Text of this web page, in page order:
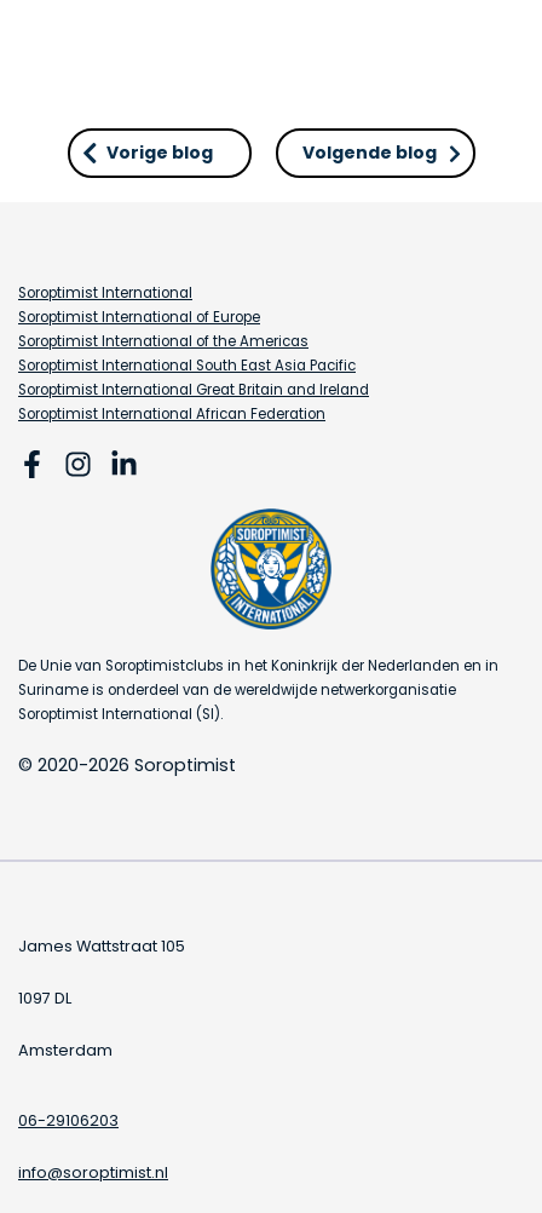
Vorige blog Volgende blog
Soroptimist International
Soroptimist International of Europe
Soroptimist International of the Americas
Soroptimist International South East Asia Pacific
Soroptimist International Great Britain and Ireland
Soroptimist International African Federation
De Unie van Soroptimistclubs in het Koninkrijk der Nederlanden en in
Suriname is onderdeel van de wereldwijde netwerkorganisatie
Soroptimist International (SI).
© 2020-2026 Soroptimist
James Wattstraat 105
1097 DL
Amsterdam
06-29106203
info@soroptimist.nl